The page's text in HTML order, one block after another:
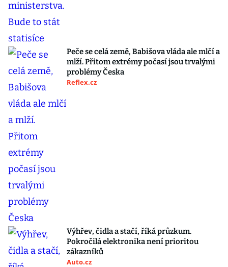
Peče se celá země, Babišova vláda ale mlčí a
mlží. Přitom extrémy počasí jsou trvalými
problémy Česka
Reflex.cz
Výhřev, čidla a stačí, říká průzkum.
Pokročilá elektronika není prioritou
zákazníků
Auto.cz